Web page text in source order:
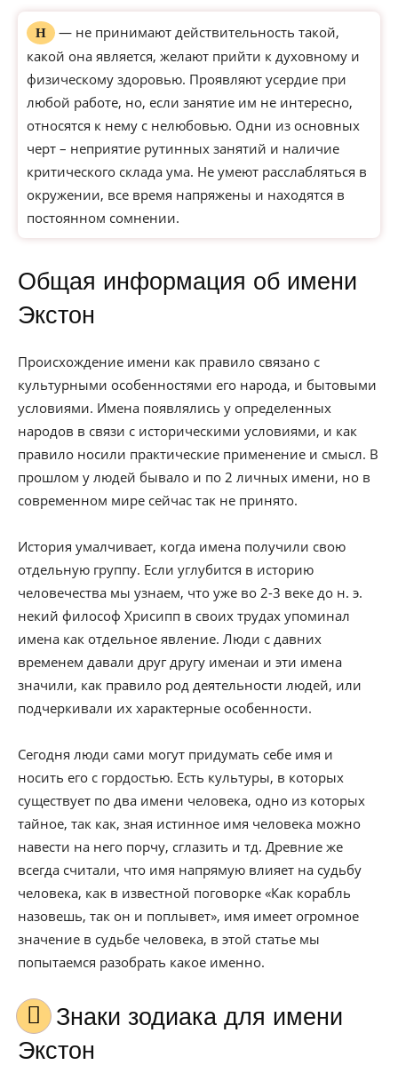
Н
— не принимают действительность такой,
какой она является, желают прийти к духовному и
физическому здоровью. Проявляют усердие при
любой работе, но, если занятие им не интересно,
относятся к нему с нелюбовью. Одни из основных
черт – неприятие рутинных занятий и наличие
критического склада ума. Не умеют расслабляться в
окружении, все время напряжены и находятся в
постоянном сомнении.
Общая информация об имени
Экстон
Происхождение имени как правило связано с
культурными особенностями его народа, и бытовыми
условиями. Имена появлялись у определенных
народов в связи с историческими условиями, и как
правило носили практические применение и смысл. В
прошлом у людей бывало и по 2 личных имени, но в
современном мире сейчас так не принято.
История умалчивает, когда имена получили свою
отдельную группу. Если углубится в историю
человечества мы узнаем, что уже во 2-3 веке до н. э.
некий философ Хрисипп в своих трудах упоминал
имена как отдельное явление. Люди с давних
временем давали друг другу именаи и эти имена
значили, как правило род деятельности людей, или
подчеркивали их характерные особенности.
Сегодня люди сами могут придумать себе имя и
носить его с гордостью. Есть культуры, в которых
существует по два имени человека, одно из которых
тайное, так как, зная истинное имя человека можно
навести на него порчу, сглазить и тд. Древние же
всегда считали, что имя напрямую влияет на судьбу
человека, как в известной поговорке «Как корабль
назовешь, так он и поплывет», имя имеет огромное
значение в судьбе человека, в этой статье мы
попытаемся разобрать какое именно.
Знаки зодиака для имени
Экстон